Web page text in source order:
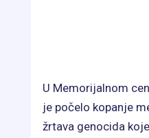
U Memorijalnom
je počelo kopanje
žrtava genocida